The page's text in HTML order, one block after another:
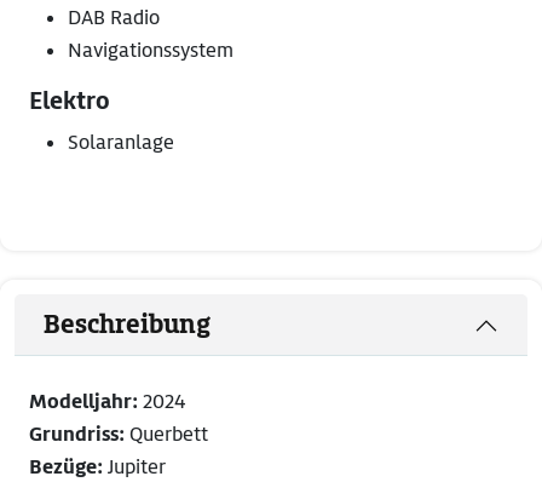
DAB Radio
Navigationssystem
Elektro
Solaranlage
Beschreibung
Modelljahr: 2024
Grundriss: Querbett
Bezüge: Jupiter